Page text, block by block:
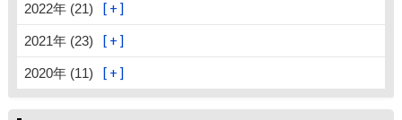
2022年 (21)
2021年 (23)
2020年 (11)